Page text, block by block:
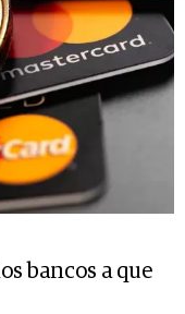
bancos a que